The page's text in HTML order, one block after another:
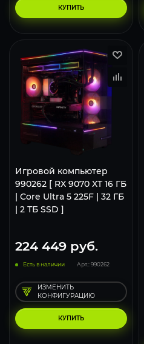
КУПИТЬ
Игровой компьютер
990262 [ RX 9070 XT 16 ГБ
| Core Ultra 5 225F | 32 ГБ
| 2 ТБ SSD ]
224 449 руб.
Есть в наличии Арт.: 990262
КУПИТЬ
ИЗМЕНИТЬ
КОНФИГУРАЦИЮ